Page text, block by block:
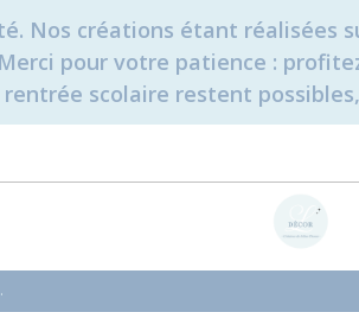
Nos créations étant réalisées
pour votre patience :
scolaire restent